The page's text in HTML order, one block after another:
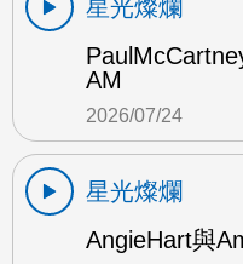
星光燦爛
AM
2026/07/24
星光燦爛
AngieHart與